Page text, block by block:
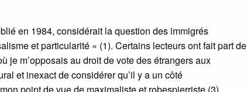
en 1984, considérait la question des immigrés
et particularité » (1). Certains lecteurs ont fait part de
je m’opposais au droit de vote des étrangers aux
et inexact de considérer qu’il y a un côté